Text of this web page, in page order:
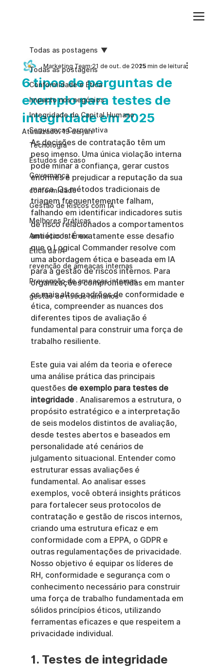
Todas as postagens
Conformidade e Ética
Impacto nos negócios
Integridade do Capital Humano
Segurança Corporativa
Tecnologia
Estudos de caso
Governança
conformidade
Gestão de Riscos com IA
Melhores Práticas
Ameaças Internas
Ética da IA
revenção de ameaças internas
Prevenção de ameaças internas
gestão de riscos humanos
Todas as postagens
6 tipos de perguntas de
exemplo para testes de
integridade em 2025
Marketing Team 21 de out. de 202515 min de leitura
Atualizado:19 de jan.
As decisões de contratação têm um
peso imenso. Uma única violação interna
pode minar a confiança, gerar custos
enormes e prejudicar a reputação da sua
marca. Os métodos tradicionais de
triagem frequentemente falham,
falhando em identificar indicadores sutis
de risco relacionados a comportamentos
antiéticos. É exatamente esse desafio
que o Logical Commander resolve com
uma abordagem ética e baseada em IA
para a gestão de riscos internos. Para
organizações comprometidas em manter
os mais altos padrões de conformidade e
ética, compreender as nuances dos
diferentes tipos de avaliação é
fundamental para construir uma força de
trabalho resiliente.
Este guia vai além da teoria e oferece
uma análise prática das principais
questões de exemplo para testes de
integridade . Analisaremos a estrutura, o
propósito estratégico e a interpretação
de seis modelos distintos de avaliação,
desde testes abertos e baseados em
personalidade até cenários de
julgamento situacional. Entender como
estruturar essas avaliações é
fundamental. Ao analisar esses
exemplos, você obterá insights práticos
para fortalecer seus protocolos de
contratação e gestão de riscos internos,
criando uma estrutura eficaz e em
conformidade com a EPPA, o GDPR e
outras regulamentações de privacidade.
Nosso objetivo é equipar os líderes de
RH, conformidade e segurança com o
conhecimento necessário para construir
uma força de trabalho fundamentada em
sólidos princípios éticos, utilizando
ferramentas eficazes e que respeitem a
privacidade individual.
1. Testes de integridade